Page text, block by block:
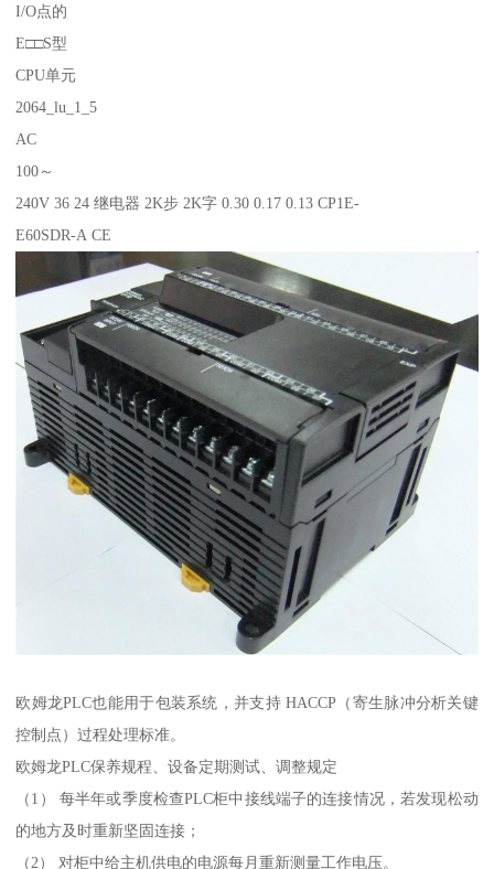
I/O点的
E□□S型
CPU单元
2064_lu_1_5
AC
100～
240V 36 24 继电器 2K步 2K字 0.30 0.17 0.13 CP1E-
E60SDR-A CE
欧姆龙PLC也能用于包装系统，并支持 HACCP（寄生脉冲分析关键
控制点）过程处理标准。
欧姆龙PLC保养规程、设备定期测试、调整规定
（1） 每半年或季度检查PLC柜中接线端子的连接情况，若发现松动
的地方及时重新坚固连接；
（2） 对柜中给主机供电的电源每月重新测量工作电压。